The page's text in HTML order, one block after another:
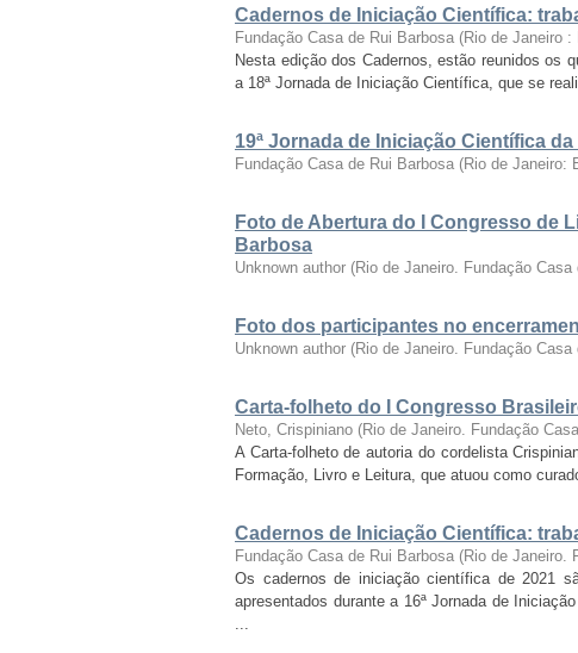
Cadernos de Iniciação Científica:
Fundação Casa de Rui Barbosa (Rio de Janeiro
Nesta edição dos Cadernos, estão reunidos os
a 18ª Jornada de Iniciação Científica, que se
19ª Jornada de Iniciação Científica
Fundação Casa de Rui Barbosa (Rio de Janeiro:
Foto de Abertura do I Congresso de
Barbosa
Unknown author (Rio de Janeiro. Fundação
Foto dos participantes no
Unknown author (Rio de Janeiro. Fundação
Carta-folheto do I Congresso
Neto, Crispiniano (Rio de Janeiro. Fundação
A Carta-folheto de autoria do cordelista
Formação, Livro e Leitura, que atuou como
Cadernos de Iniciação Científica:
Fundação Casa de Rui Barbosa (Rio de Janeiro.
Os cadernos de iniciação científica de 2021
apresentados durante a 16ª Jornada de
...